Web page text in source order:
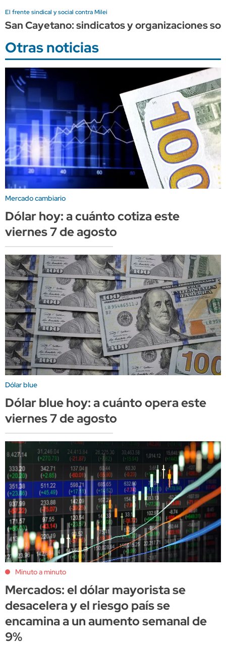
El frente sindical y social contra Milei
San Cayetano: sindicatos y organizaciones
Otras noticias
Mercado cambiario
Dólar hoy: a cuánto cotiza este
viernes 7 de agosto
Dólar blue
Dólar blue hoy: a cuánto opera este
viernes 7 de agosto
Minuto a minuto
Mercados: el dólar mayorista se
desacelera y el riesgo país se
encamina a un aumento semanal de
9%